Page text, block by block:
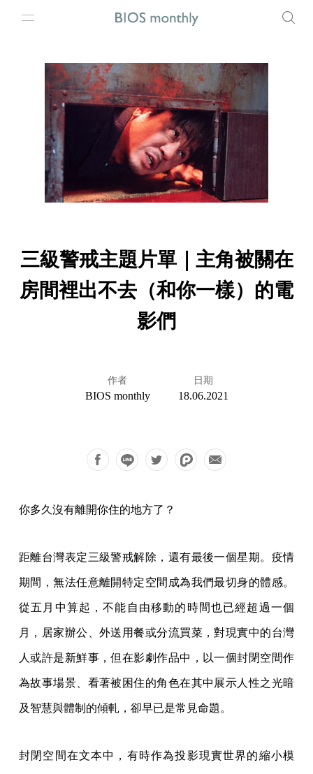
三級警戒主題片單｜主角被關在
房間裡出不去（和你一樣）的電
影們
作者
BIOS monthly
日期
18.06.2021
你多久沒有離開你住的地方了？
距離台灣表定三級警戒解除，還有最後一個星期。疫情
期間，無法任意離開特定空間成為我們最切身的體感。
從五月中算起，不能自由移動的時間也已經超過一個
月，居家辦公、外送用餐或分流買菜，對現實中的台灣
人或許是新鮮事，但在影劇作品中，以一個封閉空間作
為故事場景、看著被困住的角色在其中展示人性之光暗
及智慧與體制的傾軋，卻早已是常見命題。
封閉空間在文本中，有時作為投影現實世界的縮小模